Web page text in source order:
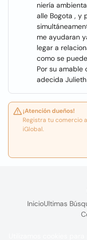
niería
alle Bogota , y
me ayudaran
legar a
como se
Por su amable
adecida Julieth
¡Atención dueños!
Registra tu comercio
iGlobal.
InicioUltimas